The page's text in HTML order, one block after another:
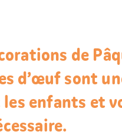
de
d’œuf sont
enfants et